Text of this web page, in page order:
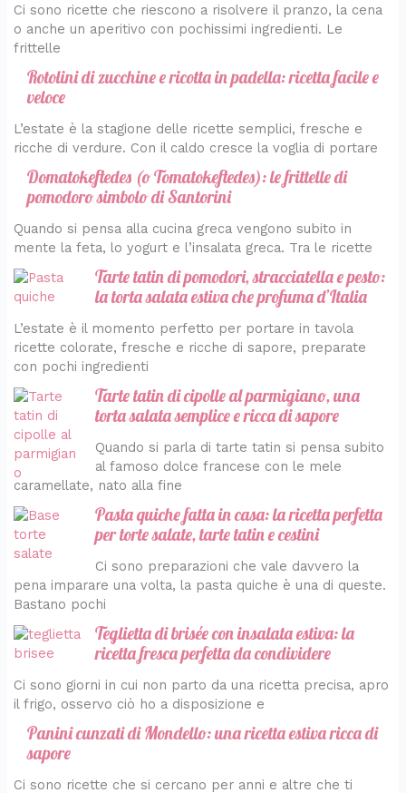
Ci sono ricette che riescono a risolvere il pranzo, la cena
o anche un aperitivo con pochissimi ingredienti. Le
frittelle
Rotolini di zucchine e ricotta in padella: ricetta facile e
veloce
L’estate è la stagione delle ricette semplici, fresche e
ricche di verdure. Con il caldo cresce la voglia di portare
Domatokeftedes (o Tomatokeftedes): le frittelle di
pomodoro simbolo di Santorini
Quando si pensa alla cucina greca vengono subito in
mente la feta, lo yogurt e l’insalata greca. Tra le ricette
Tarte tatin di pomodori, stracciatella e pesto:
la torta salata estiva che profuma d’Italia
L’estate è il momento perfetto per portare in tavola
ricette colorate, fresche e ricche di sapore, preparate
con pochi ingredienti
Tarte tatin di cipolle al parmigiano, una
torta salata semplice e ricca di sapore
Quando si parla di tarte tatin si pensa subito
al famoso dolce francese con le mele
caramellate, nato alla fine
Pasta quiche fatta in casa: la ricetta perfetta
per torte salate, tarte tatin e cestini
Ci sono preparazioni che vale davvero la
pena imparare una volta, la pasta quiche è una di queste.
Bastano pochi
Teglietta di brisée con insalata estiva: la
ricetta fresca perfetta da condividere
Ci sono giorni in cui non parto da una ricetta precisa, apro
il frigo, osservo ciò ho a disposizione e
Panini cunzati di Mondello: una ricetta estiva ricca di
sapore
Ci sono ricette che si cercano per anni e altre che ti